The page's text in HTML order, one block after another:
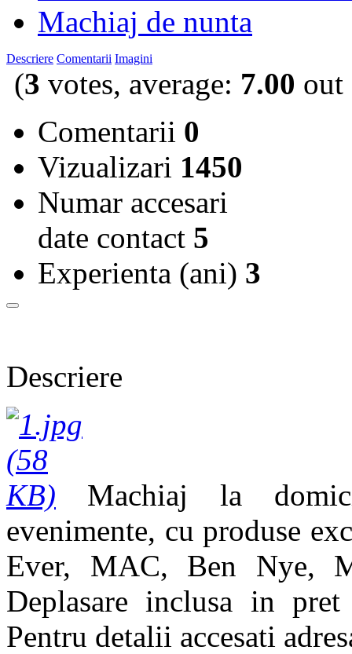
Machiaj de nunta
Descriere Comentarii Imagini
(3 votes, average: 7.00 out
Comentarii 0
Vizualizari 1450
Numar accesari
date contact 5
Experienta (ani) 3
Descriere
Machiaj la
evenimente, cu produse
Ever, MAC, Ben Nye,
Deplasare inclusa in
Pentru detalii accesati